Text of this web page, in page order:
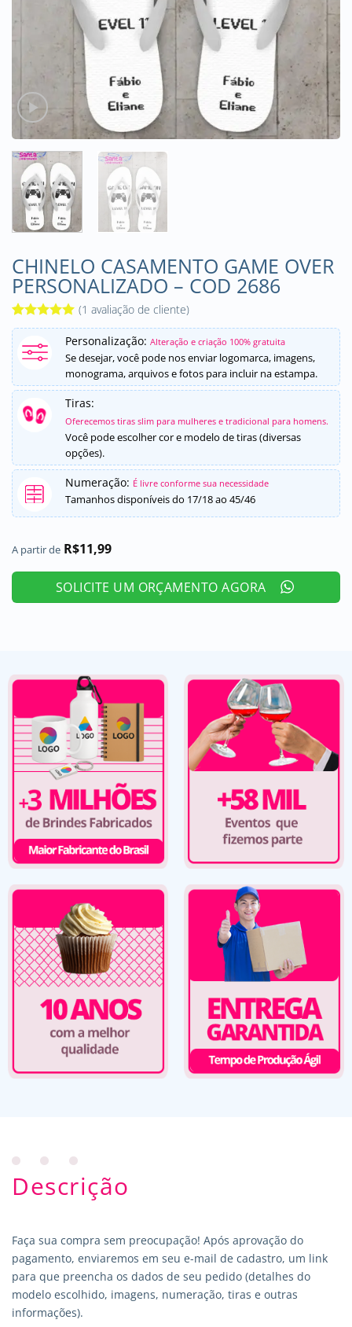
CHINELO CASAMENTO GAME OVER
PERSONALIZADO – COD 2686
Avaliado
como
de
5, com
baseado em
1
avaliação
de cliente
(1 avaliação de cliente)
Personalização: Alteração e criação 100% gratuita
Se desejar, você pode nos enviar logomarca, imagens,
monograma, arquivos e fotos para incluir na estampa.
Tiras:
Oferecemos tiras slim para mulheres e tradicional para homens.
Você pode escolher cor e modelo de tiras (diversas
opções).
Numeração: É livre conforme sua necessidade
Tamanhos disponíveis do 17/18 ao 45/46
A partir de R$11,99
SOLICITE UM ORÇAMENTO AGORA
Descrição
Faça sua compra sem preocupação! Após aprovação do
pagamento, enviaremos em seu e-mail de cadastro, um link
para que preencha os dados de seu pedido (detalhes do
modelo escolhido, imagens, numeração, tiras e outras
informações).